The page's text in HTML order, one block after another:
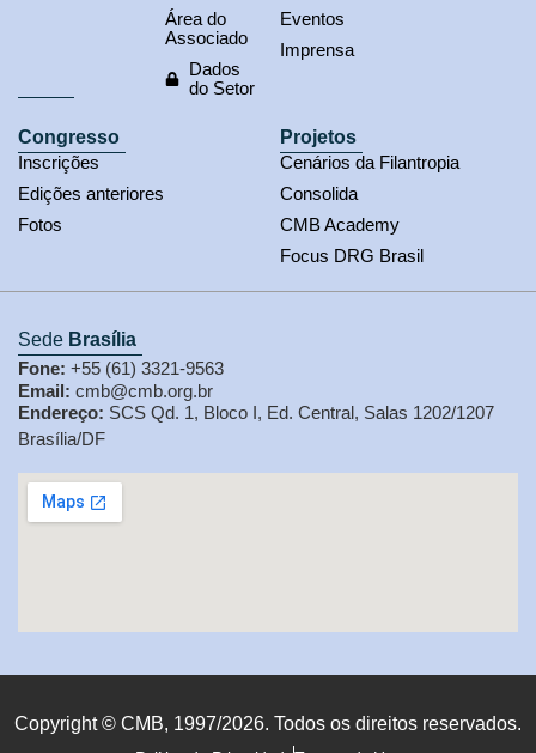
Área do
Associado
Dados
do Setor
Eventos
Imprensa
Congresso
Inscrições
Edições anteriores
Fotos
Projetos
Cenários da Filantropia
Consolida
CMB Academy
Focus DRG Brasil
Sede Brasília
Fone: +55 (61) 3321-9563
Email: cmb@cmb.org.br
Endereço: SCS Qd. 1, Bloco I, Ed. Central, Salas 1202/1207
Brasília/DF
Copyright © CMB, 1997/2026. Todos os direitos reservados.